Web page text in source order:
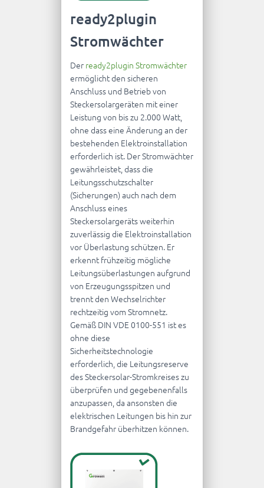
ready2plugin
Stromwächter
Der ready2plugin Stromwächter
ermöglicht den sicheren
Anschluss und Betrieb von
Steckersolargeräten mit einer
Leistung von bis zu 2.000 Watt,
ohne dass eine Änderung an der
bestehenden Elektroinstallation
erforderlich ist. Der Stromwächter
gewährleistet, dass die
Leitungsschutzschalter
(Sicherungen) auch nach dem
Anschluss eines
Steckersolargeräts weiterhin
zuverlässig die Elektroinstallation
vor Überlastung schützen. Er
erkennt frühzeitig mögliche
Leitungsüberlastungen aufgrund
von Erzeugungsspitzen und
trennt den Wechselrichter
rechtzeitig vom Stromnetz.
Gemäß DIN VDE 0100-551 ist es
ohne diese
Sicherheitstechnologie
erforderlich, die Leitungsreserve
des Steckersolar-Stromkreises zu
überprüfen und gegebenenfalls
anzupassen, da ansonsten die
elektrischen Leitungen bis hin zur
Brandgefahr überhitzen können.